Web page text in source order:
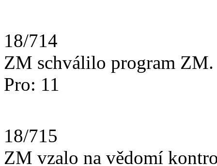
18/714
ZM schválilo program ZM.
Pro: 11
18/715
ZM vzalo na vědomí